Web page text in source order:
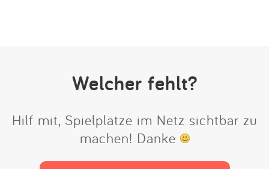
Welcher fehlt?
Hilf mit, Spielplätze im Netz sichtbar zu
machen! Danke